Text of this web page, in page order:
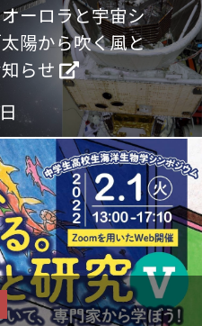
ーロラと宇宙シ
陽から吹く風と
らせ